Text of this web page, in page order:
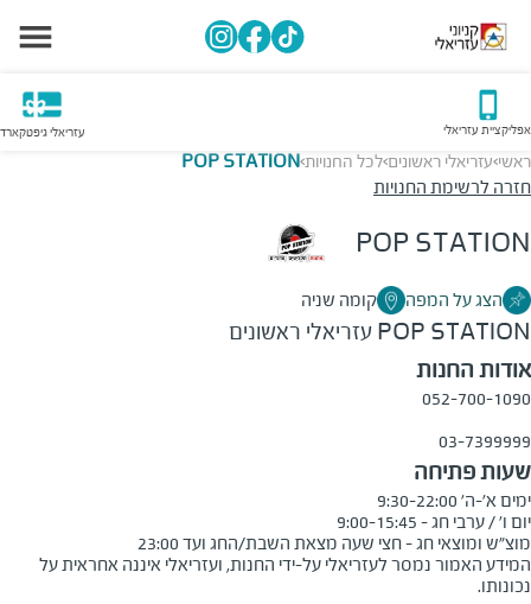
אפליקציית עזריאלי עזריאלי גיפטקארד
ראשי>עזריאלי ראשונים>לכל החנויות>
POP STATION
חזרה לרשימת החנויות
POP STATION
הצג על המפה קומה שניה
POP STATION עזריאלי ראשונים
אודות החנות
‎052-700-1090‎
‎03-7399999‎
שעות פתיחה
מוצ"ש ומוצאי חג - חצי שעה מצאת השבת/החג ועד 23:00
המידע האמור נמסר לעזריאלי על-ידי החנות, ועזריאלי איננה אחראית על